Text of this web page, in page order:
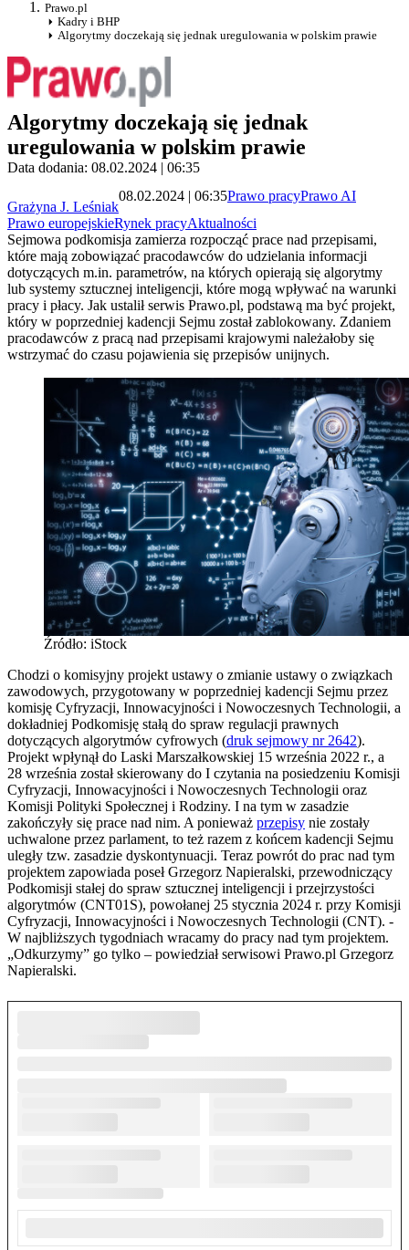
Prawo.pl
Kadry i BHP
Algorytmy doczekają się jednak uregulowania w polskim prawie
Algorytmy doczekają się jednak
uregulowania w polskim prawie
Data dodania: 08.02.2024 | 06:35
Grażyna J. Leśniak
08.02.2024 | 06:35Prawo pracyPrawo AI
Prawo europejskieRynek pracyAktualności
Sejmowa podkomisja zamierza rozpocząć prace nad przepisami,
które mają zobowiązać pracodawców do udzielania informacji
dotyczących m.in. parametrów, na których opierają się algorytmy
lub systemy sztucznej inteligencji, które mogą wpływać na warunki
pracy i płacy. Jak ustalił serwis Prawo.pl, podstawą ma być projekt,
który w poprzedniej kadencji Sejmu został zablokowany. Zdaniem
pracodawców z pracą nad przepisami krajowymi należałoby się
wstrzymać do czasu pojawienia się przepisów unijnych.
Źródło: iStock
Chodzi o komisyjny projekt ustawy o zmianie ustawy o związkach
zawodowych, przygotowany w poprzedniej kadencji Sejmu przez
komisję Cyfryzacji, Innowacyjności i Nowoczesnych Technologii, a
dokładniej Podkomisję stałą do spraw regulacji prawnych
dotyczących algorytmów cyfrowych (druk sejmowy nr 2642).
Projekt wpłynął do Laski Marszałkowskiej 15 września 2022 r., a
28 września został skierowany do I czytania na posiedzeniu Komisji
Cyfryzacji, Innowacyjności i Nowoczesnych Technologii oraz
Komisji Polityki Społecznej i Rodziny. I na tym w zasadzie
zakończyły się prace nad nim. A ponieważ przepisy nie zostały
uchwalone przez parlament, to też razem z końcem kadencji Sejmu
uległy tzw. zasadzie dyskontynuacji. Teraz powrót do prac nad tym
projektem zapowiada poseł Grzegorz Napieralski, przewodniczący
Podkomisji stałej do spraw sztucznej inteligencji i przejrzystości
algorytmów (CNT01S), powołanej 25 stycznia 2024 r. przy Komisji
Cyfryzacji, Innowacyjności i Nowoczesnych Technologii (CNT). -
W najbliższych tygodniach wracamy do pracy nad tym projektem.
„Odkurzymy” go tylko – powiedział serwisowi Prawo.pl Grzegorz
Napieralski.